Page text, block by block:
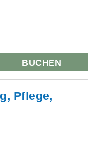
BUCHEN
Pflege,